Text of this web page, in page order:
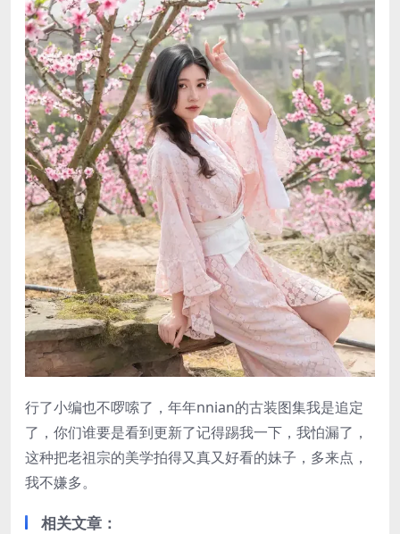
行了小编也不啰嗦了，年年nnian的古装图集我是追定
了，你们谁要是看到更新了记得踢我一下，我怕漏了，
这种把老祖宗的美学拍得又真又好看的妹子，多来点，
我不嫌多。
相关文章：